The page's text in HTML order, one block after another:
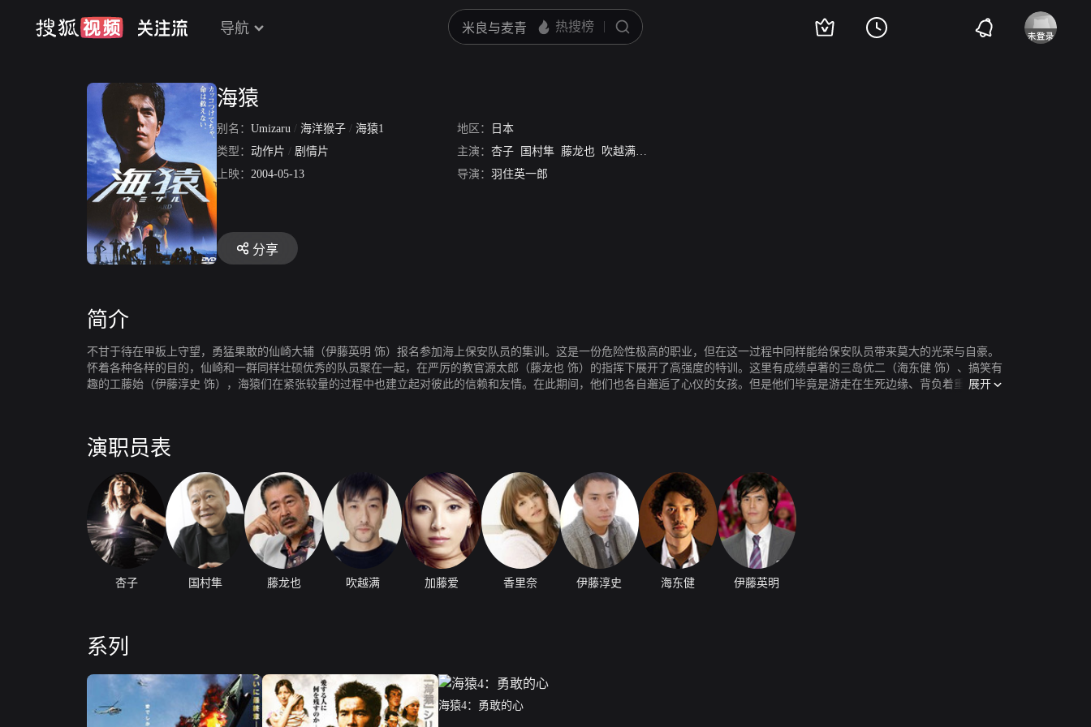
导航
海猿
别名： Umizaru / 海洋猴子 / 海猿1 地区：
日本
类型： 动作片 / 剧情片 主演： 杏子 国村隼 藤龙也 吹越满 加藤爱
上映： 2004-05-13 导演： 羽住英一郎
分享
简介
不甘于待在甲板上守望，勇猛果敢的仙崎大辅（伊藤英明 饰）报名参加海上保安队员的集训。这是一份危险性极高的职业，但在这一过程中同样能给保安队员带来莫大的光荣与自豪。
怀着各种各样的目的，仙崎和一群同样壮硕优秀的队员聚在一起，在严厉的教官源太郎（藤龙也 饰）的指挥下展开了高强度的特训。这里有成绩卓著的三岛优二（海东健 饰）、搞笑有
趣的工藤始（伊藤淳史 饰），海猿们在紧张较量的过程中也建立起对彼此的信赖和友情。在此期间，他们也各自邂逅了心仪的女孩。但是他们毕竟是游走在生死边缘、背负着重大使命
展开
演职员表
杏子 国村隼 藤龙也 吹越满 加藤爱 香里奈 伊藤淳史 海东健 伊藤英明
系列
海猿4：勇敢的心